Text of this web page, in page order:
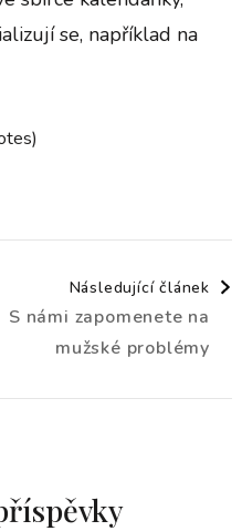
se, například na
Následující článek
S námi zapomenete na
mužské problémy